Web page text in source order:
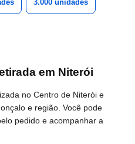
3.000 unidades
em Niterói
no Centro de Niterói e
e região. Você pode
pedido e acompanhar a